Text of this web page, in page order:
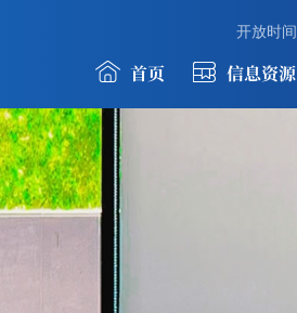
开放时间
首页 信息资源